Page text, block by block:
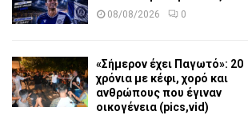
08/08/2026 0
«Σήμερον έχει Παγωτό»: 20
χρόνια με κέφι, χορό και
ανθρώπους που έγιναν
οικογένεια (pics,vid)